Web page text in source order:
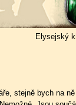
Elysejský
stejně bych na